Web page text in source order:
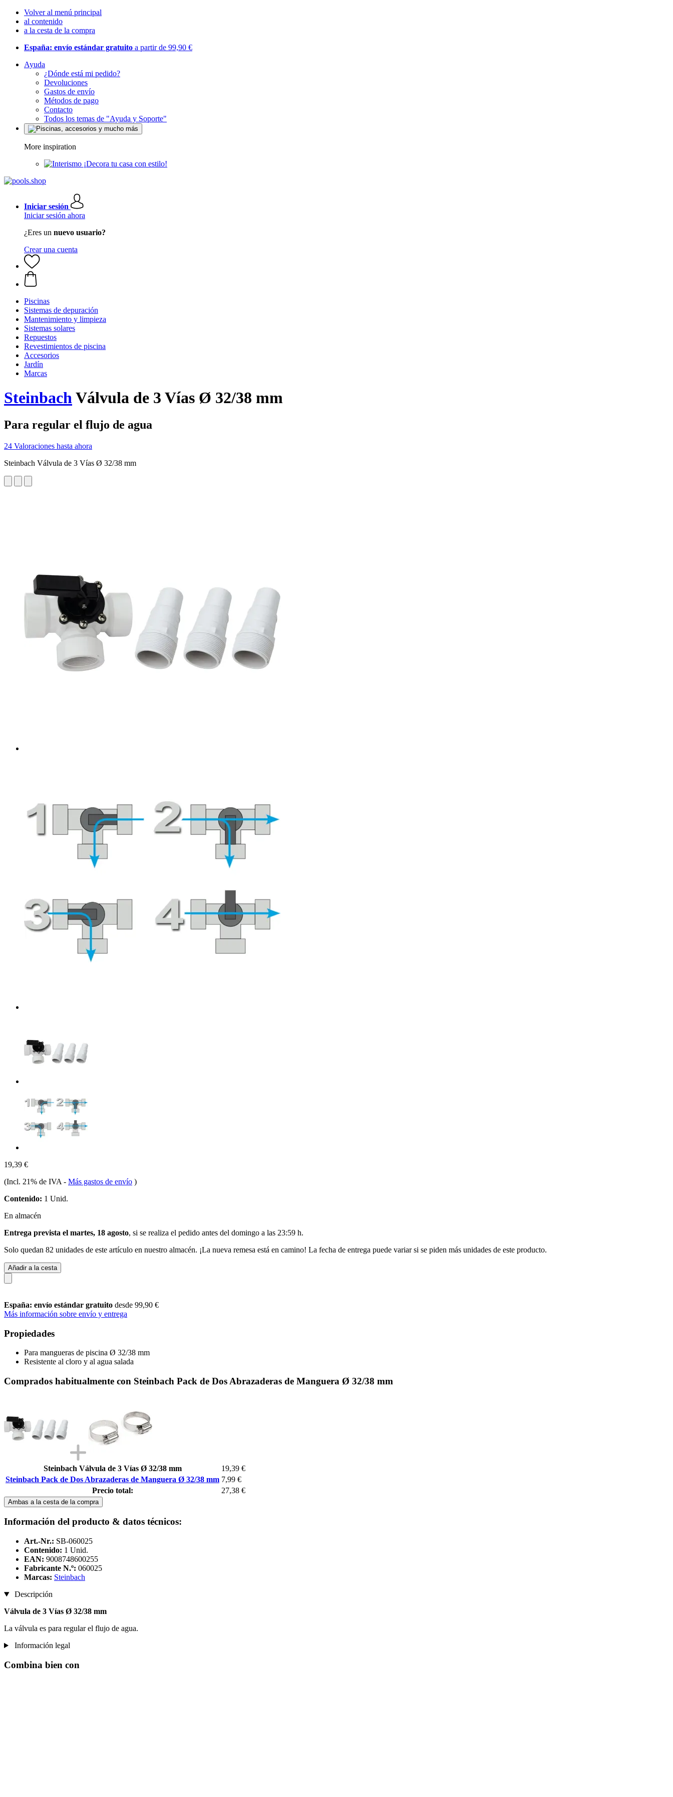
Volver al menú principal
al contenido
a la cesta de la compra
España: envío estándar gratuito a partir de 99,90 €
Ayuda
¿Dónde está mi pedido?
Devoluciones
Gastos de envío
Métodos de pago
Contacto
Todos los temas de "Ayuda y Soporte"
More inspiration
¡Decora tu casa con estilo!
Iniciar sesión
Iniciar sesión ahora
¿Eres un nuevo usuario?
Crear una cuenta
Piscinas
Sistemas de depuración
Mantenimiento y limpieza
Sistemas solares
Repuestos
Revestimientos de piscina
Accesorios
Jardín
Marcas
SteinbachVálvula de 3 Vías Ø 32/38 mm
Para regular el flujo de agua
24 Valoraciones hasta ahora
Steinbach Válvula de 3 Vías Ø 32/38 mm
19,39 €
(Incl. 21% de IVA - Más gastos de envío )
Contenido: 1 Unid.
En almacén
Entrega prevista el martes, 18 agosto, si se realiza el pedido antes del domingo a las 23:59 h.
Solo quedan 82 unidades de este artículo en nuestro almacén. ¡La nueva remesa está en camino! La fecha de entrega puede variar si se piden más unidades de este producto.
Añadir a la cesta
España: envío estándar gratuito desde 99,90 €
Más información sobre envío y entrega
Propiedades
Para mangueras de piscina Ø 32/38 mm
Resistente al cloro y al agua salada
Comprados habitualmente con Steinbach Pack de Dos Abrazaderas de Manguera Ø 32/38 mm
Steinbach Válvula de 3 Vías Ø 32/38 mm
19,39 €
Steinbach Pack de Dos Abrazaderas de Manguera Ø 32/38 mm 7,99 €
Precio total:
27,38 €
Ambas a la cesta de la compra
Información del producto & datos técnicos:
Art.-Nr.: SB-060025
Contenido: 1 Unid.
EAN: 9008748600255
Fabricante N.º: 060025
Marcas: Steinbach
Descripción
Válvula de 3 Vías Ø 32/38 mm
La válvula es para regular el flujo de agua.
Información legal
Combina bien con